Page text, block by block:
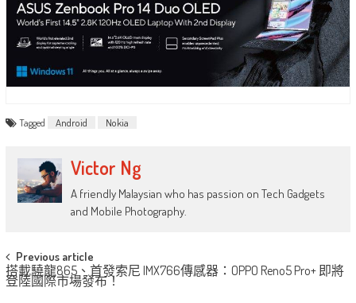
Tagged Android Nokia
Victor Ng
A friendly Malaysian who has passion on Tech Gadgets
and Mobile Photography.
Post
navigation
Previous article
搭載驍龍865、首發索尼 IMX766傳感器：OPPO Reno5 Pro+ 即將
登陸國際市場發布！